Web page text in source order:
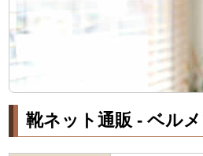
靴ネット通販 - ベル